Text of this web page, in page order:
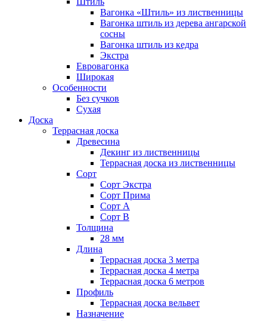
Вагонка «Штиль» из лиственницы
Вагонка штиль из дерева ангарской
сосны
Вагонка штиль из кедра
Экстра
Евровагонка
Широкая
Особенности
Без сучков
Сухая
Доска
Террасная доска
Древесина
Декинг из лиственницы
Террасная доска из лиственницы
Сорт
Сорт Экстра
Сорт Прима
Сорт А
Сорт В
Толщина
28 мм
Длина
Террасная доска 3 метра
Террасная доска 4 метра
Террасная доска 6 метров
Профиль
Террасная доска вельвет
Назначение